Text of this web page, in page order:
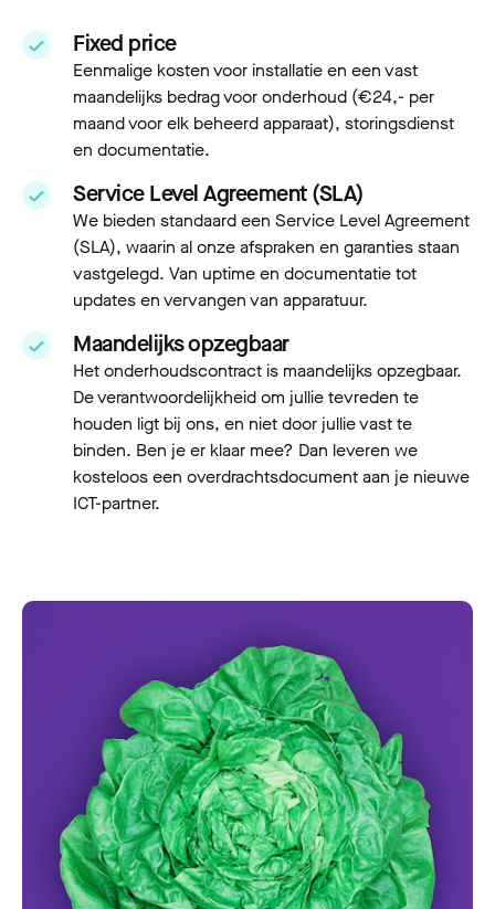
Fixed price
Eenmalige kosten voor installatie en een vast
maandelijks bedrag voor onderhoud (€24,- per
maand voor elk beheerd apparaat), storingsdienst
en documentatie.
Service Level Agreement (SLA)
We bieden standaard een Service Level Agreement
(SLA), waarin al onze afspraken en garanties staan
vastgelegd. Van uptime en documentatie tot
updates en vervangen van apparatuur.
Maandelijks opzegbaar
Het onderhoudscontract is maandelijks opzegbaar.
De verantwoordelijkheid om jullie tevreden te
houden ligt bij ons, en niet door jullie vast te
binden. Ben je er klaar mee? Dan leveren we
kosteloos een overdrachtsdocument aan je nieuwe
ICT-partner.